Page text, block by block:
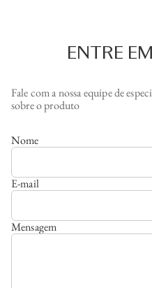
ENTRE
Fale com a nossa equipe de
sobre o produto
Nome
E-mail
Mensagem